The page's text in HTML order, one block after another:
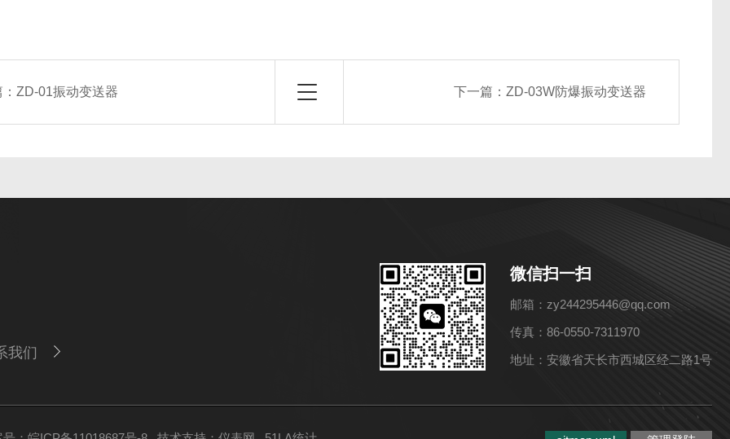
：ZD-01振动变送器 下一篇： ZD-03W防爆振动变送器
我们
微信扫一扫
邮箱：zy244295446@qq.com
传真：86-0550-7311970
地址：安徽省天长市西城区经二路1号